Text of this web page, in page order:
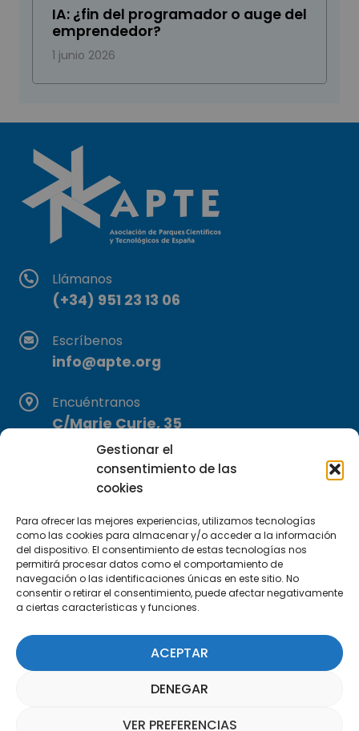
Gestionar el
consentimiento de las
cookies
Para ofrecer las mejores experiencias, utilizamos tecnologías
como las cookies para almacenar y/o acceder a la información
del dispositivo. El consentimiento de estas tecnologías nos
permitirá procesar datos como el comportamiento de
navegación o las identificaciones únicas en este sitio. No
consentir o retirar el consentimiento, puede afectar negativamente
a ciertas características y funciones.
ACEPTAR
DENEGAR
VER PREFERENCIAS
IA: ¿fin del programador o auge del
emprendedor?
1 junio 2026
Llámanos
(+34) 951 23 13 06
Escríbenos
info@apte.org
Encuéntranos
C/Marie Curie, 35
29590 Campanillas, Málaga
Suscríbete a nuestra Newsletter
SUSCRÍBETE AQUÍ